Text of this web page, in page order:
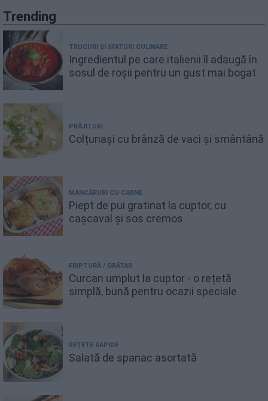
Trending
TRUCURI ȘI SFATURI CULINARE
Ingredientul pe care italienii îl adaugă în
sosul de roșii pentru un gust mai bogat
PRĂJITURI
Colțunași cu brânză de vaci și smântână
MÂNCĂRURI CU CARNE
Piept de pui gratinat la cuptor, cu
cașcaval și sos cremos
FRIPTURĂ / GRĂTAR
Curcan umplut la cuptor - o rețetă
simplă, bună pentru ocazii speciale
REȚETE RAPIDE
Salată de spanac asortată